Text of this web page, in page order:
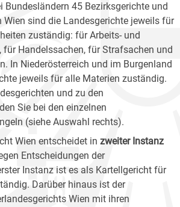
Bundesländern 45 Bezirksgerichte und
Wien sind die Landesgerichte jeweils für
zuständig: für Arbeits- und
für Handelssachen, für Strafsachen und
In Niederösterreich und im Burgenland
jeweils für alle Materien zuständig.
und zu den
Sie bei den einzelnen
(siehe Auswahl rechts).
Wien entscheidet in zweiter Instanz
Entscheidungen der
Instanz ist es als Kartellgericht für
Darüber hinaus ist der
Wien mit ihren